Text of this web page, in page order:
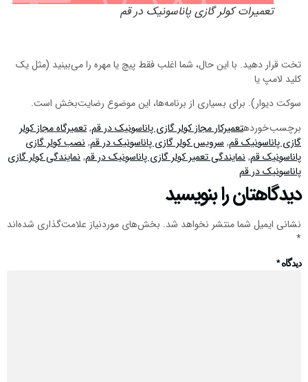
تعمیرات کولر گازی پاناسونیک در قم
تخت قرار دهید. با این حال، شما اغلب فقط پیچ یا مهره را می‌بینید (مثل یک
کلید لامپ یا
سوکت دیوار). برای بسیاری از برنامه‌ها، این موضوع رضایت‌بخش است.
برچسب خوردهتعمیرکار مجاز کولر گازی پاناسونیک در قم,تعمیرگاه مجاز کولر
گازی پاناسونیک قم,سرویس کولر گازی پاناسونیک در قم,نصب کولر گازی
پاناسونیک قم,نمایندگی تعمیر کولر گازی پاناسونیک در قم,نمایندگی کولر گازی
پاناسونیک در قم
دیدگاهتان را بنویسید
نشانی ایمیل شما منتشر نخواهد شد. بخش‌های موردنیاز علامت‌گذاری شده‌اند
*
دیدگاه*